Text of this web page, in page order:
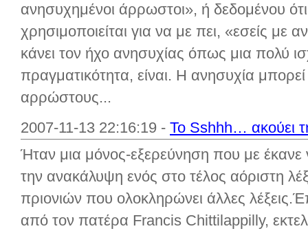
ανησυχημένοι άρρωστοι», ή δεδομένου
χρησιμοποιείται για να με πει, «εσείς με
κάνει τον ήχο ανησυχίας όπως μια πολύ
πραγματικότητα, είναι. Η ανησυχία
αρρώστους...
2007-11-13 22:16:19 - Το Sshhh… ακούει
Ήταν μια μόνος-εξερεύνηση που με
την ανακάλυψη ενός στο τέλος αόριστη
πριονιών που ολοκληρώνει άλλες
από τον πατέρα Francis Chittilappilly,